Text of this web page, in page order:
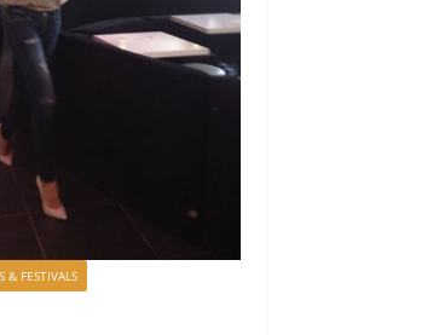
& FESTIVALS